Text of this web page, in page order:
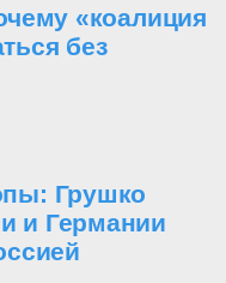
«коалиция
без
Грушко
и Германии